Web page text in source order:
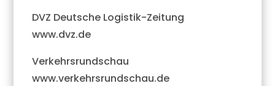
DVZ Deutsche Logistik-Zeitung
www.dvz.de
Verkehrsrundschau
www.verkehrsrundschau.de